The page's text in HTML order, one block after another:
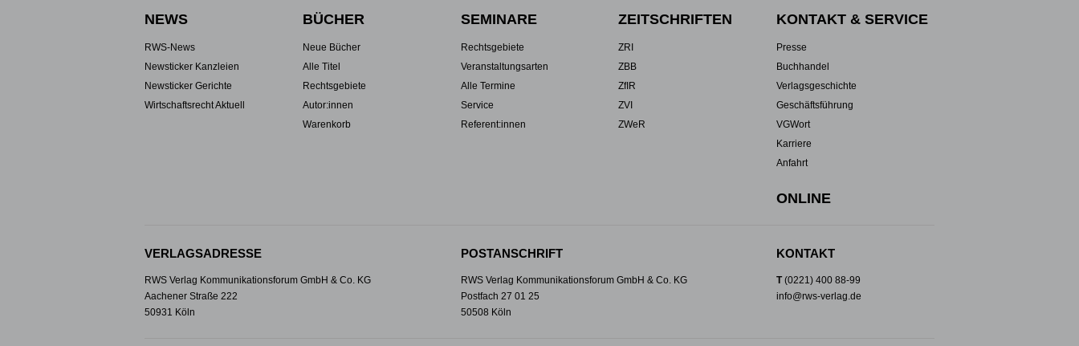
NEWS
RWS-News
Newsticker Kanzleien
Newsticker Gerichte
Wirtschaftsrecht Aktuell
BÜCHER
Neue Bücher
Alle Titel
Rechtsgebiete
Autor:innen
Warenkorb
SEMINARE
Rechtsgebiete
Veranstaltungsarten
Alle Termine
Service
Referent:innen
ZEITSCHRIFTEN
ZRI
ZBB
ZfIR
ZVI
ZWeR
KONTAKT & SERVICE
Presse
Buchhandel
Verlagsgeschichte
Geschäftsführung
VGWort
Karriere
Anfahrt
ONLINE
VERLAGSADRESSE
RWS Verlag Kommunikationsforum GmbH & Co. KG
Aachener Straße 222
50931 Köln
POSTANSCHRIFT
RWS Verlag Kommunikationsforum GmbH & Co. KG
Postfach 27 01 25
50508 Köln
KONTAKT
T(0221) 400 88-99
info@rws-verlag.de